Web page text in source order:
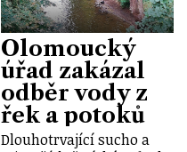
Olomoucký
úřad zakázal
odběr vody z
řek a potoků
Dlouhotrvající sucho a